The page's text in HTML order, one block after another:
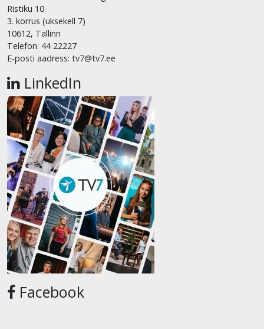
Ristiku 10
3. korrus (uksekell 7)
10612, Tallinn
Telefon: 44 22227
E-posti aadress: tv7@tv7.ee
LinkedIn
Facebook